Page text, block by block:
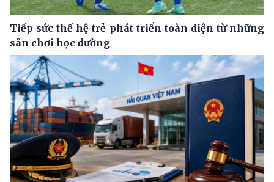
Tiếp sức thế hệ trẻ phát triển toàn diện từ những
sân chơi học đường